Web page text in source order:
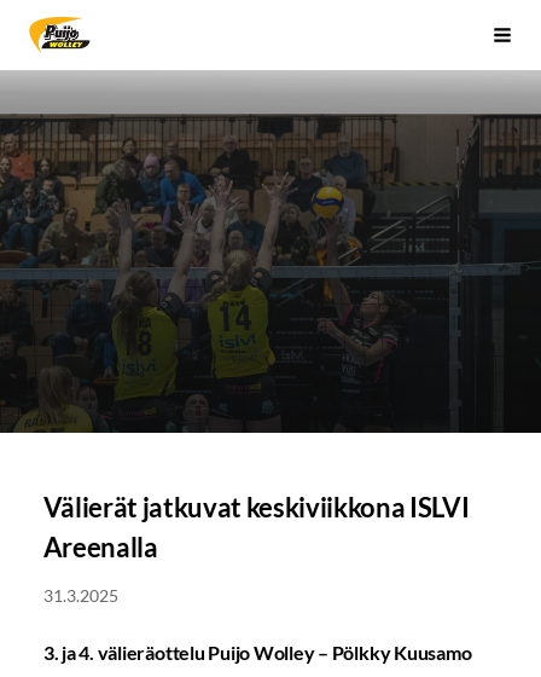
Siirry
sivun
Sivuston etusivulle
Välierät jatkuvat keskiviikkona ISLVI
Areenalla
31.3.2025
3. ja 4. välieräottelu Puijo Wolley – Pölkky Kuusamo